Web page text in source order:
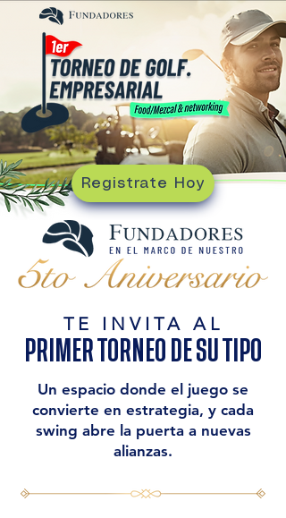
Registrate Hoy
TE INVITA AL
PRIMER TORNEO DE SU TIPO
Un espacio donde el juego se
convierte en estrategia, y cada
swing abre la puerta a nuevas
alianzas.